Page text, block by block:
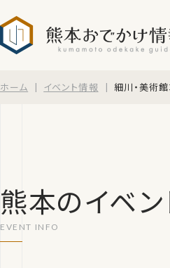
ホーム イベント情報 細川・美術館
熊本のイベン